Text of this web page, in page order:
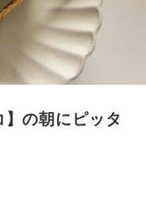
の朝にピッタ